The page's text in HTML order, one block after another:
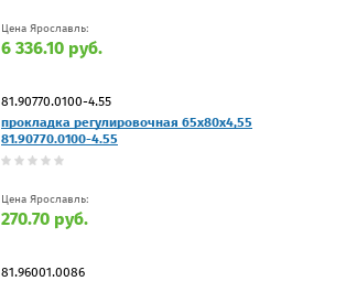
Цена Ярославль:
6 336.10 руб.
81.90770.0100-4.55
прокладка регулировочная 65x80x4,55
81.90770.0100-4.55
Цена Ярославль:
270.70 руб.
81.96001.0086